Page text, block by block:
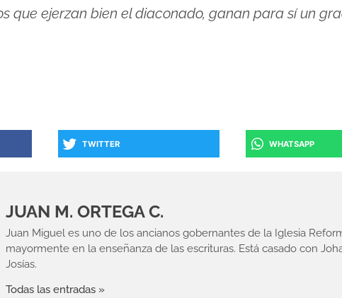
que ejerzan bien el diaconado, ganan para sí un
TWITTER WHATSAPP
JUAN M. ORTEGA C.
Juan Miguel es uno de los ancianos gobernantes de la Iglesia
mayormente en la enseñanza de las escrituras. Está casado con
Josías.
Todas las entradas »